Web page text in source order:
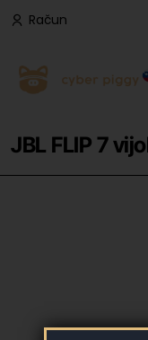
Račun
JBL FLIP 7